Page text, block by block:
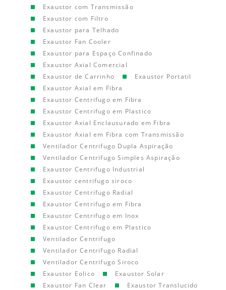
Exaustor com Transmissão
Exaustor com Filtro
Exaustor para Telhado
Exaustor Fan Cooler
Exaustor para Espaço Confinado
Exaustor Axial Comercial
Exaustor de Carrinho
Exaustor Portatil
Exaustor Axial em Fibra
Exaustor Centrifugo em Fibra
Exaustor Centrifugo em Plastico
Exaustor Axial Enclausurado em Fibra
Exaustor Axial em Fibra com Transmissão
Ventilador Centrifugo Dupla Aspiração
Ventilador Centrifugo Simples Aspiração
Exaustor Centrifugo Industrial
Exaustor centrifugo siroco
Exaustor Centrifugo Radial
Exaustor Centrifugo em Fibra
Exaustor Centrifugo em Inox
Exaustor Centrifugo em Plastico
Ventilador Centrifugo
Ventilador Centrifugo Radial
Ventilador Centrifugo Siroco
Exaustor Eolico
Exaustor Solar
Exaustor Fan Clear
Exaustor Translucido